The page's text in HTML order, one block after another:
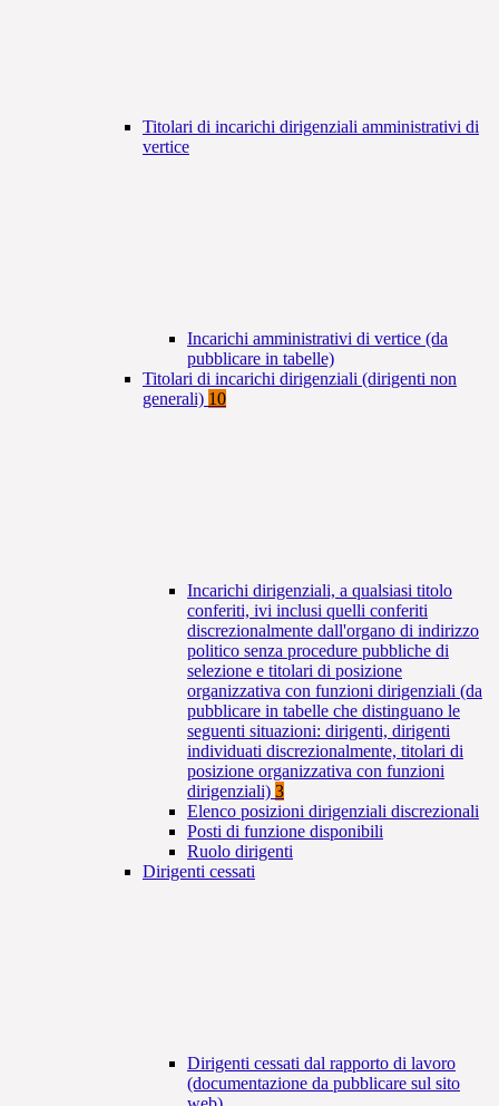
Titolari di incarichi dirigenziali amministrativi di
vertice
Incarichi amministrativi di vertice (da
pubblicare in tabelle)
Titolari di incarichi dirigenziali (dirigenti non
generali) 10
Incarichi dirigenziali, a qualsiasi titolo
conferiti, ivi inclusi quelli conferiti
discrezionalmente dall'organo di indirizzo
politico senza procedure pubbliche di
selezione e titolari di posizione
organizzativa con funzioni dirigenziali (da
pubblicare in tabelle che distinguano le
seguenti situazioni: dirigenti, dirigenti
individuati discrezionalmente, titolari di
posizione organizzativa con funzioni
dirigenziali) 3
Elenco posizioni dirigenziali discrezionali
Posti di funzione disponibili
Ruolo dirigenti
Dirigenti cessati
Dirigenti cessati dal rapporto di lavoro
(documentazione da pubblicare sul sito